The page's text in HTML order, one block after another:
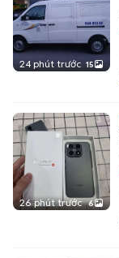
24 phút trước 15
26 phút trước 6